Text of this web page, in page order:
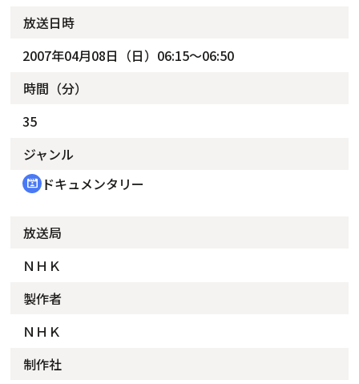
放送日時
2007年04月08日（日）06:15～06:50
時間（分）
35
ジャンル
cinematic_blur ドキュメンタリー
放送局
ＮＨＫ
製作者
ＮＨＫ
制作社